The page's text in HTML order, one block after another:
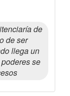
de
de ser
llega un
se